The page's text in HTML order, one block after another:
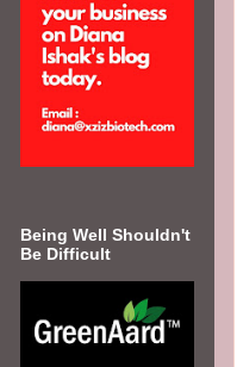
Being Well Shouldn't
Be Difficult